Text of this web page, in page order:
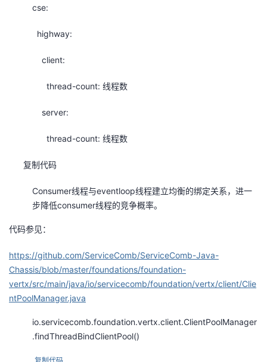
cse:
highway:
client:
thread-count: 线程数
server:
thread-count: 线程数
复制代码
Consumer线程与eventloop线程建立均衡的绑定关系，进一
步降低consumer线程的竞争概率。
代码参见：
https://github.com/ServiceComb/ServiceComb-Java-
Chassis/blob/master/foundations/foundation-
vertx/src/main/java/io/servicecomb/foundation/vertx/client/Clie
ntPoolManager.java
io.servicecomb.foundation.vertx.client.ClientPoolManager
.findThreadBindClientPool()